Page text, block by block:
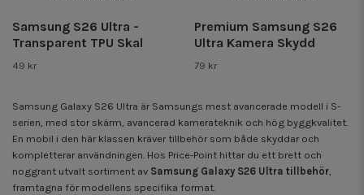
Samsung S26 Ultra -
Transparent TPU Skal
49 kr
Premium Samsung S26
Ultra Kamera Skydd
79 kr
Samsung Galaxy S26 Ultra är Samsungs mest avancerade modell i S-
serien, med stor skärm, avancerad kamerateknik och hög byggkvalitet.
En mobil i den här klassen kräver tillbehör som både skyddar och
kompletterar användningen. Hos Price-Point hittar du ett brett och
noggrant utvalt sortiment av Samsung Galaxy S26 Ultra tillbehör,
framtagna för modellens specifika format.